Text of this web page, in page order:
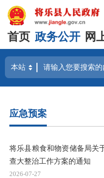
首页 政务公开 网
应急预案
将乐县粮食和物资储备局关
查大整治工作方案的通知
2026-07-27